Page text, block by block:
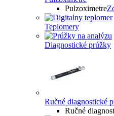
Pulzoximetre
Teplomery
Diagnostické prúžky
Ručné diagnostické
Ručné